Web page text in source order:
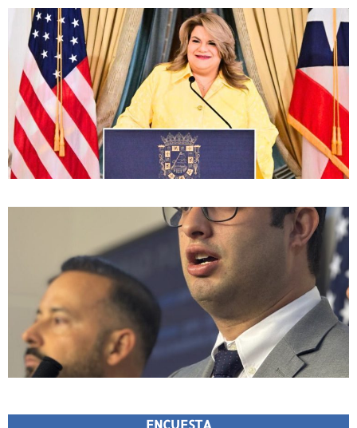
ENCUESTA